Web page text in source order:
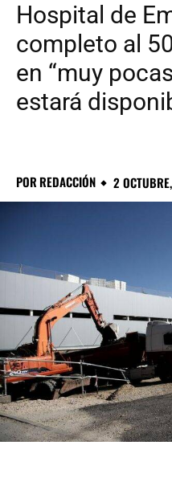
Hospital de
completo al
en “muy
estará
POR REDACCIÓN 2